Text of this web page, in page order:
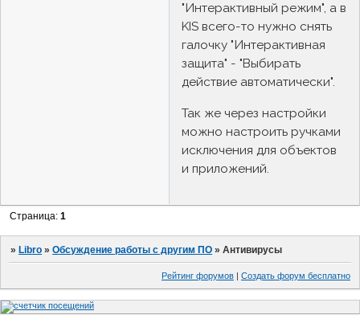
"Интерактивный режим", а в
KIS всего-то нужно снять
галочку "Интерактивная
защита" - "Выбирать
действие автоматически".
Так же через настройки
можно настроить ручками
исключения для объектов
и приложений.
Страница:1
» Libro »Обсуждение работы с другим ПО »Антивирусы
Рейтинг форумов | Создать форум бесплатно